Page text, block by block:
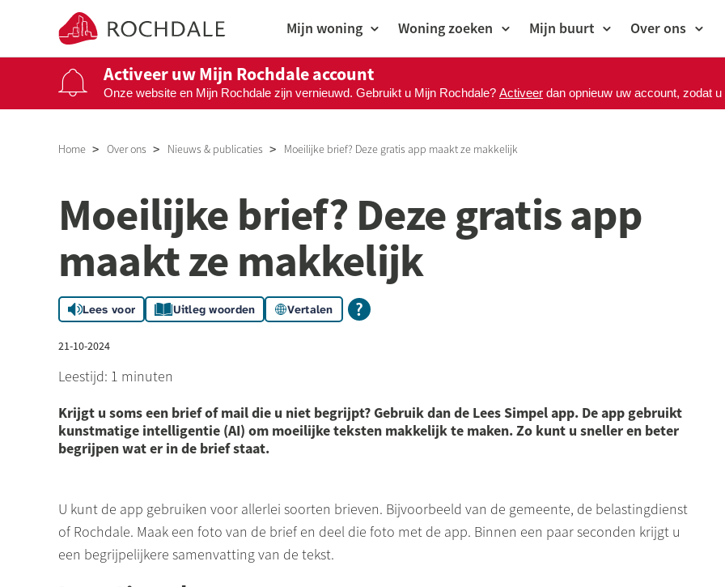
Naar de homepage Mijn woning Woning zoeken Mijn buurt Over ons
Activeer uw Mijn Rochdale account
Onze website en Mijn Rochdale zijn vernieuwd. Gebruikt u Mijn Rochdale? Activeer dan opnieuw uw account, zodat
Home Over ons Nieuws & publicaties Moeilijke brief? Deze gratis app maakt ze makkelijk
Moeilijke brief? Deze gratis app
maakt ze makkelijk
Lees voor Uitleg woorden Vertalen
21-10-2024
Leestijd: 1 minuten
Krijgt u soms een brief of mail die u niet begrijpt? Gebruik dan de Lees Simpel app. De app gebruikt
kunstmatige intelligentie (AI) om moeilijke teksten makkelijk te maken. Zo kunt u sneller en beter
begrijpen wat er in de brief staat.
U kunt de app gebruiken voor allerlei soorten brieven. Bijvoorbeeld van de gemeente, de belastingdienst
of Rochdale. Maak een foto van de brief en deel die foto met de app. Binnen een paar seconden krijgt u
een begrijpelijkere samenvatting van de tekst.